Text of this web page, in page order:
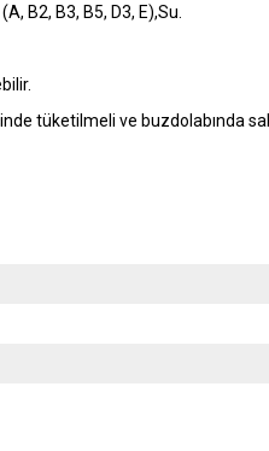
B2, B3, B5, D3, E),Su.
tüketilmeli ve buzdolabında